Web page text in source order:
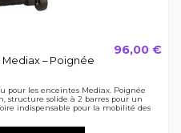
– Poignée
96,00 €
pour les enceintes Mediax. Poignée
structure solide à 2 barres pour un
indispensable pour la mobilité des